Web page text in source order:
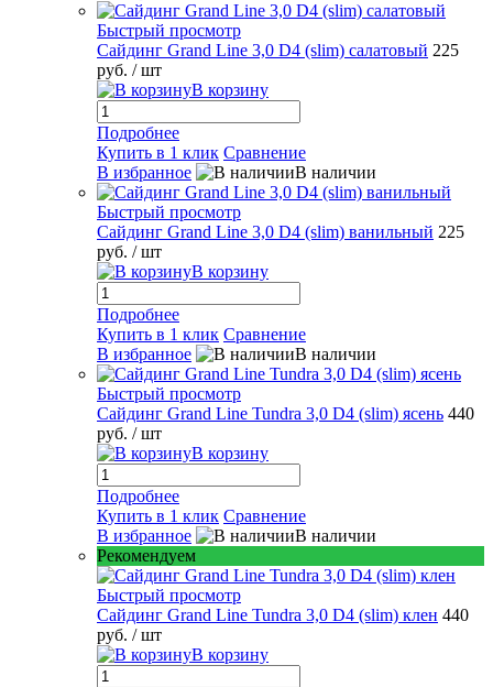
Быстрый просмотр
Сайдинг Grand Line 3,0 D4 (slim) салатовый 225
руб. / шт
В корзину
Подробнее
Купить в 1 клик Сравнение
В избранное
В наличии
Быстрый просмотр
Сайдинг Grand Line 3,0 D4 (slim) ванильный 225
руб. / шт
В корзину
Подробнее
Купить в 1 клик Сравнение
В избранное
В наличии
Быстрый просмотр
Сайдинг Grand Line Tundra 3,0 D4 (slim) ясень 440
руб. / шт
В корзину
Подробнее
Купить в 1 клик Сравнение
В избранное
В наличии
Рекомендуем
Быстрый просмотр
Сайдинг Grand Line Tundra 3,0 D4 (slim) клен 440
руб. / шт
В корзину